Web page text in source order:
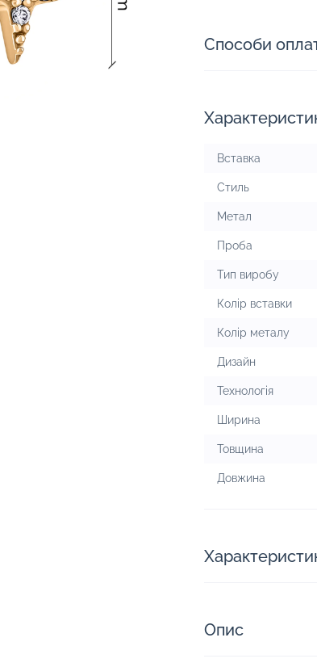
Способи
Вставка
Стиль
Метал
Проба
Тип виробу
Колір вставки
Колір металу
Дизайн
Технологія
Ширина
Товщина
Довжина
Опис